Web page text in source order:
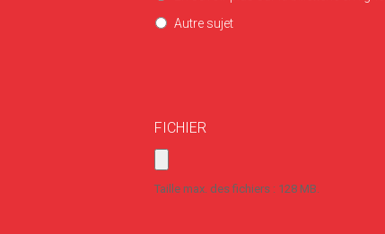
Autre sujet
FICHIER
Taille max. des fichiers : 128 MB.